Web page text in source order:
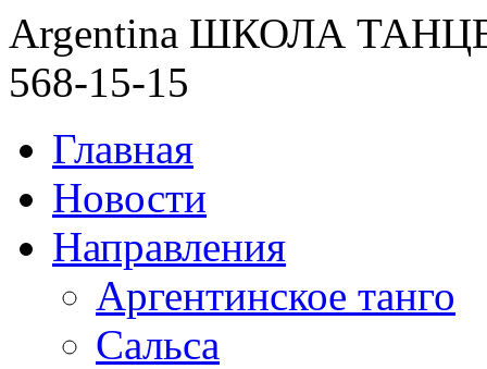
Argentina ШКОЛА
568-15-15
Главная
Новости
Направления
Аргентинское танго
Сальса